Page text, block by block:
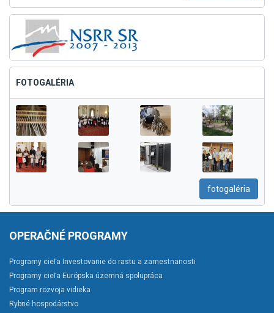
FOTOGALÉRIA
fotogaléria
OPERAČNÉ PROGRAMY
Programy cieľa Investovanie do rastu a zamestnanosti
Programy cieľa Európska územná spolupráca
Program rozvoja vidieka
Rybné hospodárstvo